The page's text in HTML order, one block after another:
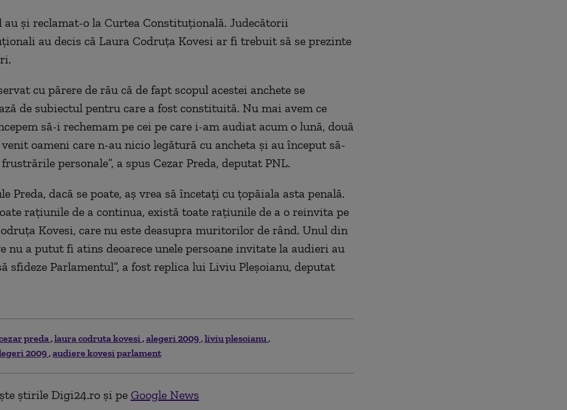
au şi reclamat-o la Curtea Constituţională. Judecătorii
au decis că Laura Codruţa Kovesi ar fi trebuit să se prezinte
cu părere de rău că de fapt scopul acestei anchete se
de subiectul pentru care a fost constituită. Nu mai avem ce
să-i rechemam pe cei pe care i-am audiat acum o lună, două
oameni care n-au nicio legătură cu ancheta şi au început să-
personale”, a spus Cezar Preda, deputat PNL.
Preda, dacă se poate, aș vrea să încetați cu țopăiala asta penală.
rațiunile de a continua, există toate rațiunile de a o reinvita pe
Kovesi, care nu este deasupra muritorilor de rând. Unul din
nu a putut fi atins deoarece unele persoane invitate la audieri au
sfideze Parlamentul”, a fost replica lui Liviu Pleşoianu, deputat
preda laura codruta kovesi alegeri 2009 liviu plesoianu
2009 audiere kovesi parlament
știrile Digi24.ro și pe Google News